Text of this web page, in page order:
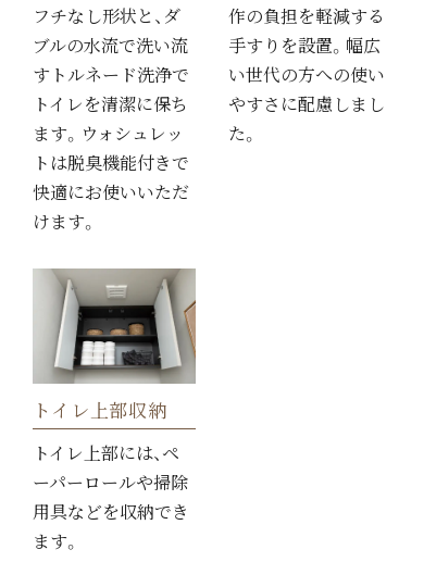
フチなし形状と、ダ
ブルの水流で洗い流
すトルネード洗浄で
トイレを清潔に保ち
ます。ウォシュレッ
トは脱臭機能付きで
快適にお使いいただ
けます。
作の負担を軽減する
手すりを設置。幅広
い世代の方への使い
やすさに配慮しまし
た。
トイレ上部収納
トイレ上部には、ペ
ーパーロールや掃除
用具などを収納でき
ます。